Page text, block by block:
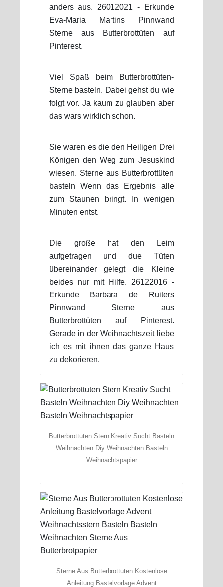
anders aus. 26012021 - Erkunde
Eva-Maria Martins Pinnwand
Sterne aus Butterbrottüten auf
Pinterest.
Viel Spaß beim Butterbrottüten-
Sterne basteln. Dabei gehst du wie
folgt vor. Ja kaum zu glauben aber
das wars wirklich schon.
Sie waren es die den Heiligen Drei
Königen den Weg zum Jesuskind
wiesen. Sterne aus Butterbrottüten
basteln Wenn das Ergebnis alle
zum Staunen bringt. In wenigen
Minuten entst.
Die große hat den Leim
aufgetragen und due Tüten
übereinander gelegt die Kleine
beides nur mit Hilfe. 26122016 -
Erkunde Barbara de Ruiters
Pinnwand Sterne aus
Butterbrottüten auf Pinterest.
Gerade in der Weihnachtszeit liebe
ich es mit ihnen das ganze Haus
zu dekorieren.
Butterbrottuten Stern Kreativ Sucht Basteln
Weihnachten Diy Weihnachten Basteln
Weihnachtspapier
Sterne Aus Butterbrottuten Kostenlose
Anleitung Bastelvorlage Advent